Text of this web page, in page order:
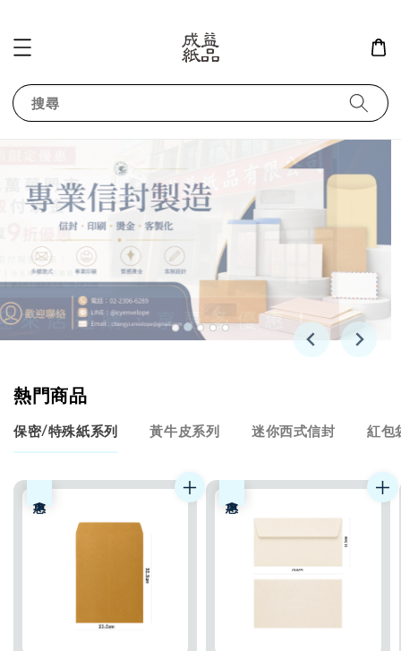
搜尋
熱門商品
保密/特殊紙系列 黃牛皮系列 迷你西式信封 紅包